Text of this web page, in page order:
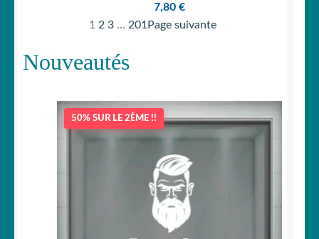
7,80 €
1 2 3 … 201 Page suivante
Nouveautés
50% SUR LE 2ÈME !!